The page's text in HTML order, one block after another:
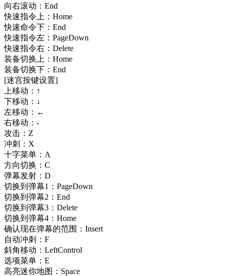
向右滚动：End
快速指令上：Home
快速命令下：End
快速指令左：PageDown
快速指令右：Delete
装备切换上：Home
装备切换下：End
[迷宫按键设置]
上移动：↑
下移动：↓
左移动：←
右移动：-
攻击：Z
冲刺：X
十字菜单：A
方向切换：C
弹幕发射：D
切换到弹幕1：PageDown
切换到弹幕2：End
切换到弹幕3：Delete
切换到弹幕4：Home
确认现在弹幕的范围：Insert
自动冲刺：F
斜角移动：LeftControl
选项菜单：E
高亮迷你地图：Space